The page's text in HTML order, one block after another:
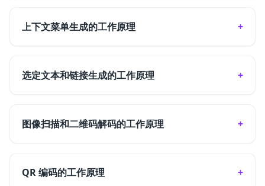
上下文菜单生成的工作原理
选定文本和链接生成的工作原理
图像扫描和二维码解码的工作原理
QR 编码的工作原理